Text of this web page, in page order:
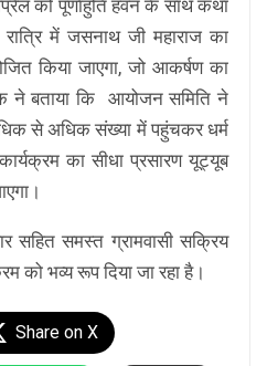
को पूर्णाहुति हवन के साथ कथा
में जसनाथ जी महाराज का
किया जाएगा, जो आकर्षण का
ने बताया कि आयोजन समिति ने
से अधिक संख्या में पहुंचकर धर्म
का सीधा प्रसारण यूट्यूब
सहित समस्त ग्रामवासी सक्रिय
को भव्य रूप दिया जा रहा है।
Share on X